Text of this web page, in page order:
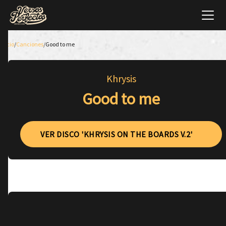
Inicio/Canciones/Good to me
Khrysis
Good to me
VER DISCO 'KHRYSIS ON THE BOARDS V.2'